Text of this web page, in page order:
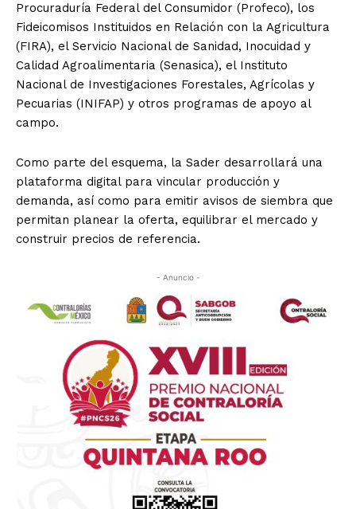
Procuraduría Federal del Consumidor (Profeco), los
Fideicomisos Instituidos en Relación con la Agricultura
(FIRA), el Servicio Nacional de Sanidad, Inocuidad y
Calidad Agroalimentaria (Senasica), el Instituto
Nacional de Investigaciones Forestales, Agrícolas y
Pecuarias (INIFAP) y otros programas de apoyo al
campo.
Como parte del esquema, la Sader desarrollará una
plataforma digital para vincular producción y
demanda, así como para emitir avisos de siembra que
permitan planear la oferta, equilibrar el mercado y
construir precios de referencia.
- Anuncio -